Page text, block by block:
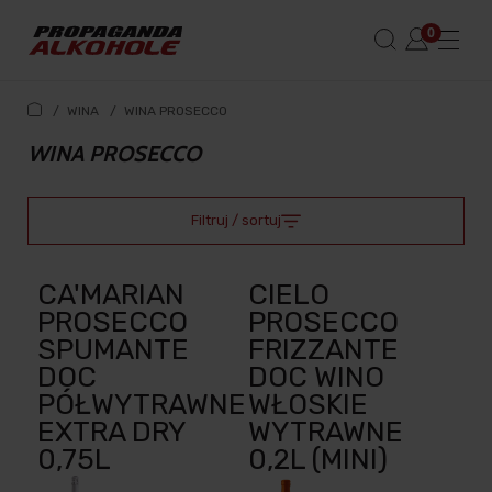
/ WINA / WINA PROSECCO
WINA PROSECCO
Filtruj / sortuj
CA'MARIAN
PROSECCO
SPUMANTE
DOC
PÓŁWYTRAWNE
EXTRA DRY
0,75L
CIELO
PROSECCO
FRIZZANTE
DOC WINO
WŁOSKIE
WYTRAWNE
0,2L (MINI)